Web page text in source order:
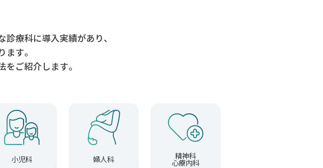
療科に導入実績があり、
す。
ご紹介します。
小児科 婦人科 精神科
心療内科